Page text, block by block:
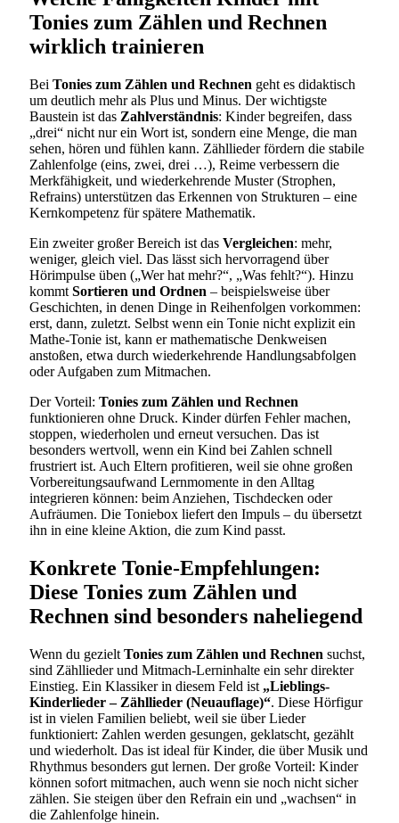
Tonies zum Zählen und Rechnen
wirklich trainieren
Bei Tonies zum Zählen und Rechnen geht es didaktisch
um deutlich mehr als Plus und Minus. Der wichtigste
Baustein ist das Zahlverständnis: Kinder begreifen, dass
„drei“ nicht nur ein Wort ist, sondern eine Menge, die man
sehen, hören und fühlen kann. Zähllieder fördern die stabile
Zahlenfolge (eins, zwei, drei …), Reime verbessern die
Merkfähigkeit, und wiederkehrende Muster (Strophen,
Refrains) unterstützen das Erkennen von Strukturen – eine
Kernkompetenz für spätere Mathematik.
Ein zweiter großer Bereich ist das Vergleichen: mehr,
weniger, gleich viel. Das lässt sich hervorragend über
Hörimpulse üben („Wer hat mehr?“, „Was fehlt?“). Hinzu
kommt Sortieren und Ordnen – beispielsweise über
Geschichten, in denen Dinge in Reihenfolgen vorkommen:
erst, dann, zuletzt. Selbst wenn ein Tonie nicht explizit ein
Mathe-Tonie ist, kann er mathematische Denkweisen
anstoßen, etwa durch wiederkehrende Handlungsabfolgen
oder Aufgaben zum Mitmachen.
Der Vorteil: Tonies zum Zählen und Rechnen
funktionieren ohne Druck. Kinder dürfen Fehler machen,
stoppen, wiederholen und erneut versuchen. Das ist
besonders wertvoll, wenn ein Kind bei Zahlen schnell
frustriert ist. Auch Eltern profitieren, weil sie ohne großen
Vorbereitungsaufwand Lernmomente in den Alltag
integrieren können: beim Anziehen, Tischdecken oder
Aufräumen. Die Toniebox liefert den Impuls – du übersetzt
ihn in eine kleine Aktion, die zum Kind passt.
Konkrete Tonie-Empfehlungen:
Diese Tonies zum Zählen und
Rechnen sind besonders naheliegend
Wenn du gezielt Tonies zum Zählen und Rechnen suchst,
sind Zähllieder und Mitmach-Lerninhalte ein sehr direkter
Einstieg. Ein Klassiker in diesem Feld ist „Lieblings-
Kinderlieder – Zähllieder (Neuauflage)“. Diese Hörfigur
ist in vielen Familien beliebt, weil sie über Lieder
funktioniert: Zahlen werden gesungen, geklatscht, gezählt
und wiederholt. Das ist ideal für Kinder, die über Musik und
Rhythmus besonders gut lernen. Der große Vorteil: Kinder
können sofort mitmachen, auch wenn sie noch nicht sicher
zählen. Sie steigen über den Refrain ein und „wachsen“ in
die Zahlenfolge hinein.